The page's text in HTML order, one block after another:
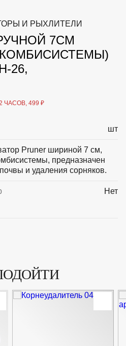
ПТИЦ, НАСЕКОМЫХ И
ОБУВЬ
САУН
И РЫХЛИТЕЛИ
7СМ
26,
ЧАСОВ, 499 ₽
шт
Pruner шириной 7 см,
предназначен
и удаления сорняков.
Нет